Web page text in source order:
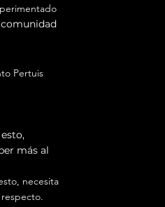
Pertuis
más al
necesita